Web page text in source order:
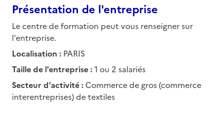
Présentation de l'entreprise
Le centre de formation peut vous renseigner sur
l'entreprise.
Localisation : PARIS
Taille de l'entreprise :1 ou 2 salariés
Secteur d'activité : Commerce de gros (commerce
interentreprises) de textiles